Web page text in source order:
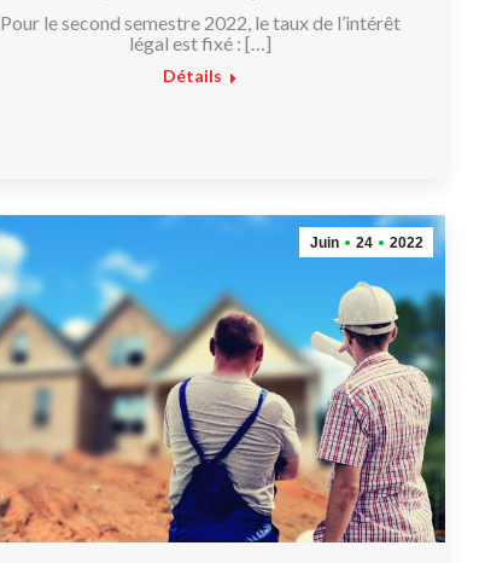
Pour le second semestre 2022, le taux de l’intérêt
légal est fixé : […]
Détails
Juin 24 2022